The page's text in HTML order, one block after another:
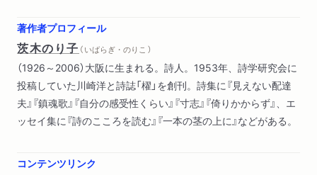
詩集未収録作品
活字を離れて／色の名／ええと／一人は賑やか／待つ／ある工
場／夏の星に／九月のうた／十二月のうた／みずうみ／母の家
書下し詩篇
著作者プロフィール
茨木のり子 （ いばらぎ・のりこ ）
（1926～2006）大阪に生まれる。詩人。1953年、詩学研究会に
投稿していた川崎洋と詩誌「櫂」を創刊。詩集に『見えない配達
夫』『鎮魂歌』『自分の感受性くらい』『寸志』『倚りかからず』、エ
ッセイ集に『詩のこころを読む』『一本の茎の上に』などがある。
コンテンツリンク